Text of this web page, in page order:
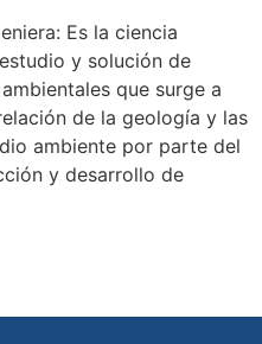
Es la ciencia
y solución de
que surge a
de la geología y las
ambiente por parte del
y desarrollo de